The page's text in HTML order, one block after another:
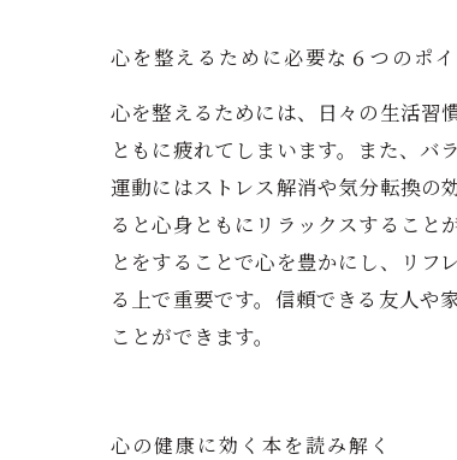
心を整えるために必要な６つのポ
心を整えるためには、日々の生活習
ともに疲れてしまいます。また、バ
運動にはストレス解消や気分転換の
ると心身ともにリラックスすること
とをすることで心を豊かにし、リフ
る上で重要です。信頼できる友人や
ことができます。
心の健康に効く本を読み解く